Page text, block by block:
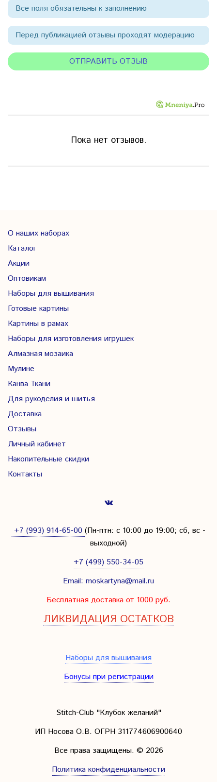
Все поля обязательны к заполнению
Перед публикацией отзывы проходят модерацию
Пока нет отзывов.
О наших наборах
Каталог
Акции
Оптовикам
Наборы для вышивания
Готовые картины
Картины в рамах
Наборы для изготовления игрушек
Алмазная мозаика
Мулине
Канва Ткани
Для рукоделия и шитья
Доставка
Отзывы
Личный кабинет
Накопительные скидки
Контакты
+7 (993) 914-65-00 (Пн-птн: с 10:00 до 19:00; сб, вс -
выходной)
+7 (499) 550-34-05
Email: moskartyna@mail.ru
Бесплатная доставка от 1000 руб.
ЛИКВИДАЦИЯ ОСТАТКОВ
Наборы для вышивания
Бонусы при регистрации
Stitch-Club "Клубок желаний"
ИП Носова О.В. ОГРН 311774606900640
Все права защищены. © 2026
Политика конфиденциальности